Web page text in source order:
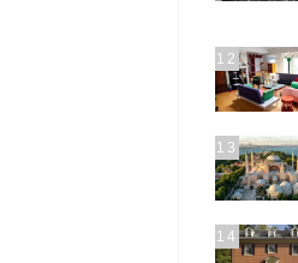
12
13
14